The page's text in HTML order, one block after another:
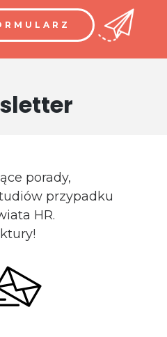
porady,
przypadku
HR.